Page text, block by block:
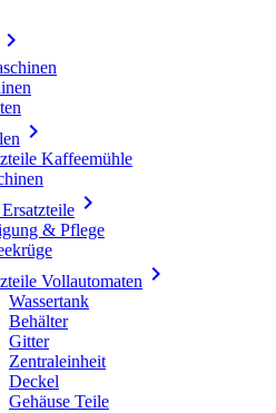


Kaffeemühle

& Pflege
Vollautomaten 
Wassertank
Behälter
Gitter
Zentraleinheit
Deckel
Gehäuse Teile